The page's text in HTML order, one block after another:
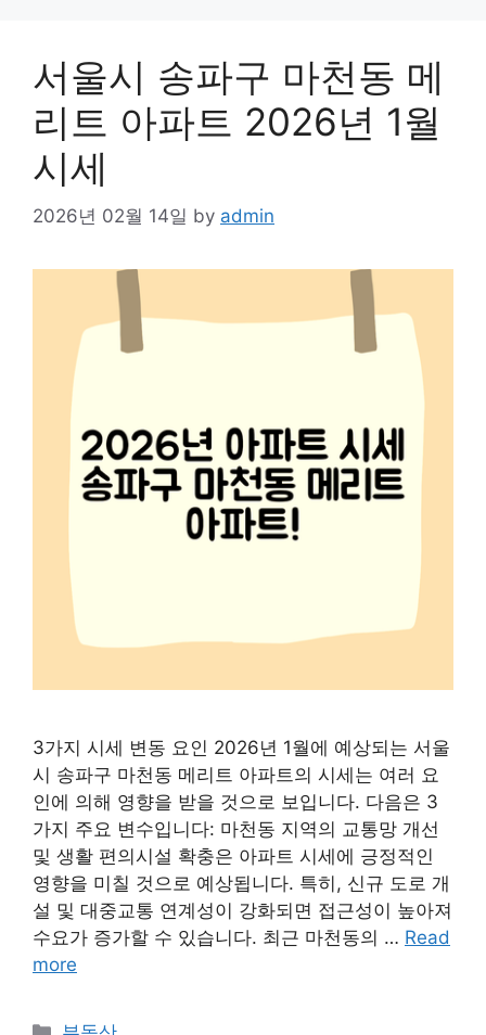
서울시 송파구 마천동 메
리트 아파트 2026년 1월
시세
2026년 02월 14일 by admin
3가지 시세 변동 요인 2026년 1월에 예상되는 서울
시 송파구 마천동 메리트 아파트의 시세는 여러 요
인에 의해 영향을 받을 것으로 보입니다. 다음은 3
가지 주요 변수입니다: 마천동 지역의 교통망 개선
및 생활 편의시설 확충은 아파트 시세에 긍정적인
영향을 미칠 것으로 예상됩니다. 특히, 신규 도로 개
설 및 대중교통 연계성이 강화되면 접근성이 높아져
수요가 증가할 수 있습니다. 최근 마천동의 … Read
more
Categories